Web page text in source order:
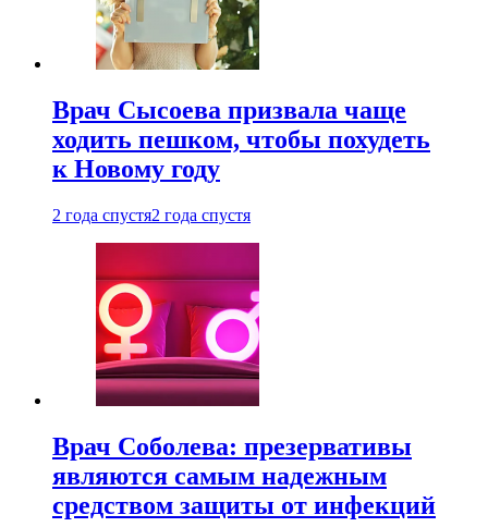
Врач Сысоева призвала чаще
ходить пешком, чтобы похудеть
к Новому году
2 года спустя2 года спустя
Врач Соболева: презервативы
являются самым надежным
средством защиты от инфекций